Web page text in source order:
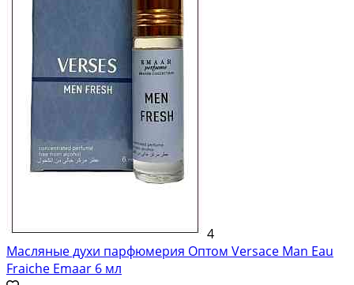
4
Масляные духи парфюмерия Оптом Versace Man Eau
Fraiche Emaar 6 мл